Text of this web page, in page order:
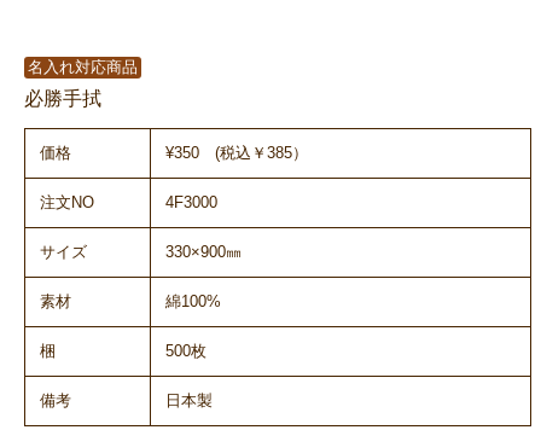
名入れ対応商品
必勝手拭
価格 ¥350 (税込￥385）
注文NO 4F3000
サイズ 330×900㎜
素材 綿100%
梱 500枚
備考 日本製